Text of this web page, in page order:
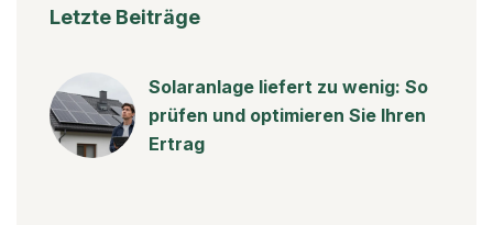
Letzte Beiträge
Solaranlage liefert zu wenig: So
prüfen und optimieren Sie Ihren
Ertrag